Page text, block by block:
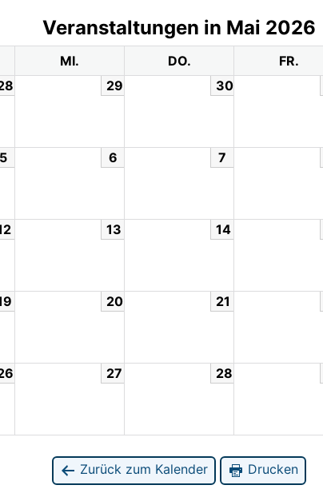
Veranstaltungen in Mai 2026
MI. DO. FR.
29 30
5 6 7
13 14
20 21
27 28
Zurück zum Kalender Drucken